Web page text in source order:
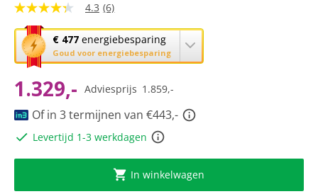
4.3
van
5
sterren,
gemiddelde
scorewaarde.
Read
6
Dezelfde
4.3 (6)
€ 477 energiebesparing
Goud voor energiebesparing
Met
deze
knop
opent
Youreko’s
tool
voor
energiebesparing.
1.329,- Adviesprijs 1.859,-
Of in 3 termijnen van €443,-
Levertijd 1-3 werkdagen
In winkelwagen